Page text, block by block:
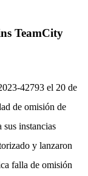
TeamCity
42793 el 20 de
de omisión de
instancias
y lanzaron
falla de omisión